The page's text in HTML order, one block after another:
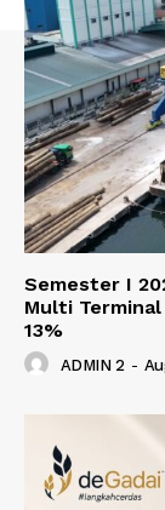
Semester I
Multi
13%
ADMIN 2 -